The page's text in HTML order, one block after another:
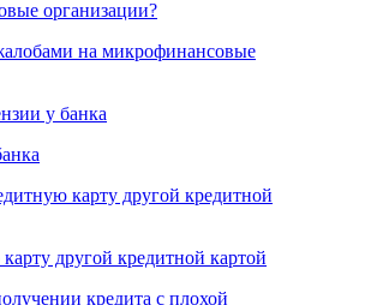
на микрофинансовые
другой кредитной картой